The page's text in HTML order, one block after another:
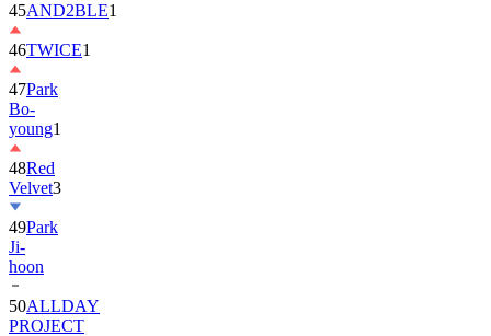
45AND2BLE1
46TWICE1
47Park
Bo-
young1
48Red
Velvet3
49Park
Ji-
hoon
50ALLDAY
PROJECT